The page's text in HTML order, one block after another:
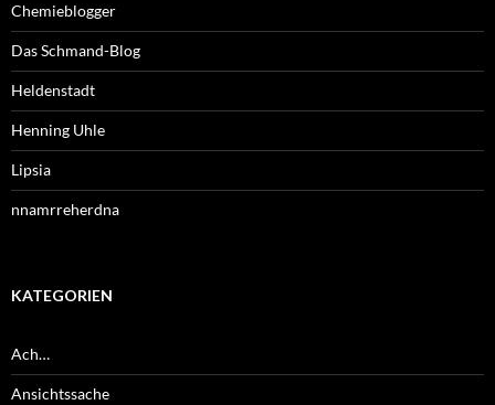
Chemieblogger
Das Schmand-Blog
Heldenstadt
Henning Uhle
Lipsia
nnamrreherdna
KATEGORIEN
Ach…
Ansichtssache